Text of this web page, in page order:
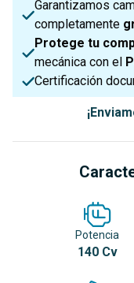
Garantizamos
completamente
Protege tu
mecánica con el
Certificación
Potencia
140 Cv